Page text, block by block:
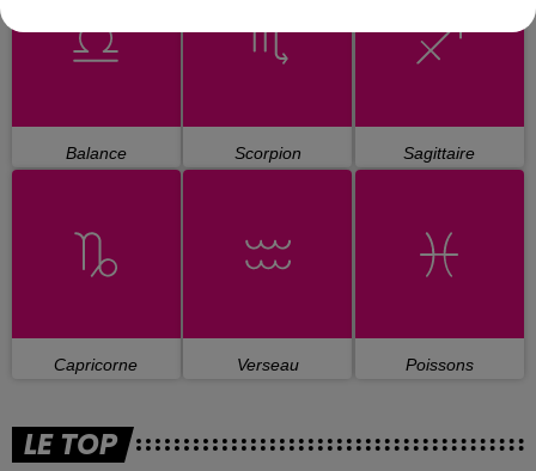
Balance Scorpion Sagittaire
Capricorne Verseau Poissons
LE TOP